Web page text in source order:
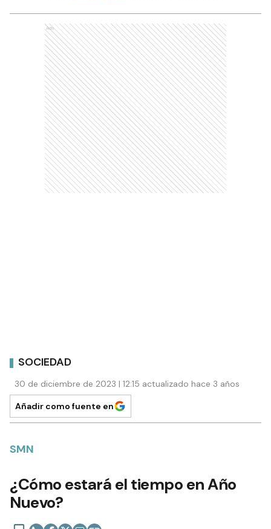
Ads
SOCIEDAD
30 de diciembre de 2023 | 12:15 actualizado hace 3 años
Añadir como fuente en
SMN
¿Cómo estará el tiempo en Año
Nuevo?